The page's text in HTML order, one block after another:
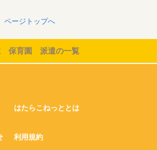
ページトップへ
保育園 派遣の一覧
はたらこねっととは
利用規約